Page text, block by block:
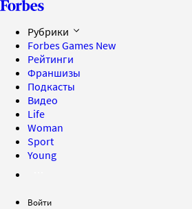
Рубрики
Forbes Games New
Рейтинги
Франшизы
Подкасты
Видео
Life
Woman
Sport
Young
Войти